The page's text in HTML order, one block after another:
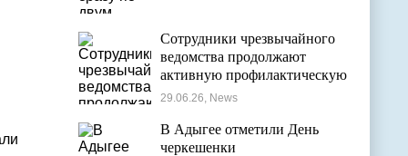
Сотрудники чрезвычайного
ведомства продолжают
активную профилактическую
деятельность в детских
29.06.26, News
В Адыгее отметили День
черкешенки